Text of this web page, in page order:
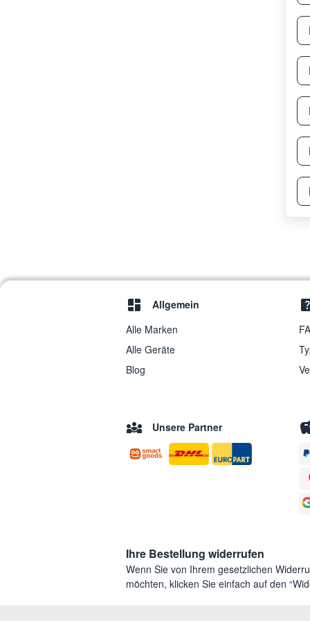
Allgemein
Alle Marken
Alle Geräte
Blog
Unsere Partner
Ihre Bestellung widerrufen
Wenn Sie von Ihrem gesetzlichen
möchten, klicken Sie einfach auf den